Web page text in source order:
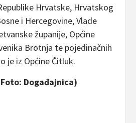
Hrvatske, Hrvatskog
i Hercegovine, Vlade
županije, Općine
Brotnja te pojedinačnih
je iz Općine Čitluk.
Događajnica)